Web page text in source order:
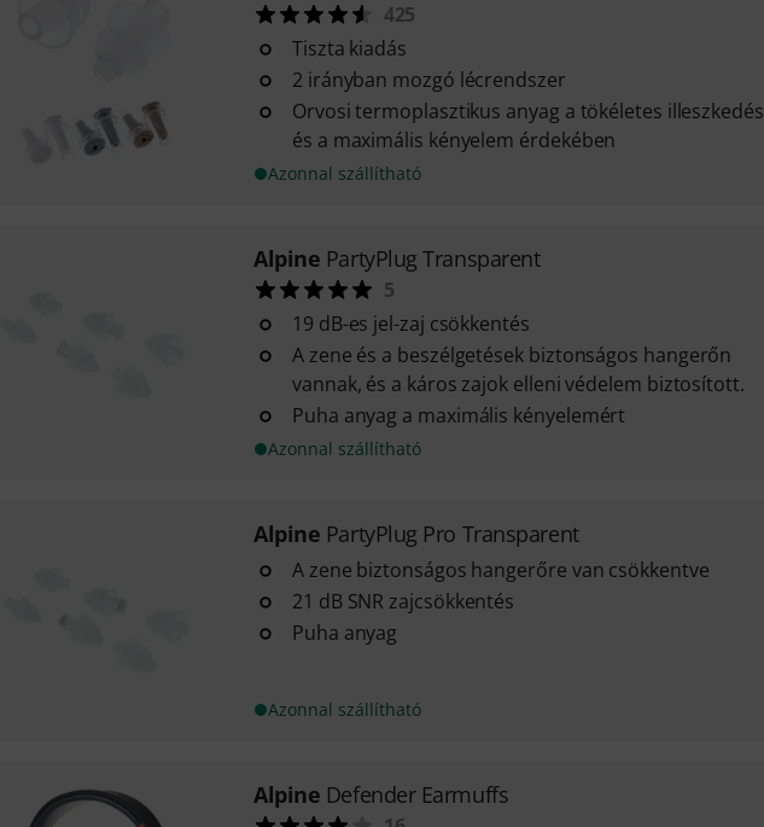
425
Tiszta kiadás
2 irányban mozgó lécrendszer
Orvosi termoplasztikus anyag a tökéletes illeszkedés
és a maximális kényelem érdekében
Azonnal szállítható
Alpine PartyPlug Transparent
5
19 dB-es jel-zaj csökkentés
A zene és a beszélgetések biztonságos hangerőn
vannak, és a káros zajok elleni védelem biztosított.
Puha anyag a maximális kényelemért
Azonnal szállítható
Alpine PartyPlug Pro Transparent
A zene biztonságos hangerőre van csökkentve
21 dB SNR zajcsökkentés
Puha anyag
Azonnal szállítható
Alpine Defender Earmuffs